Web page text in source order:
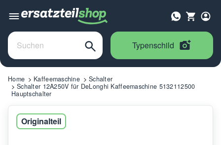
Typenschild
Home Kaffeemaschine
Schalter
Schalter 12A250V für DeLonghi Kaffeemaschine 5132112500
Hauptschalter
Originalteil